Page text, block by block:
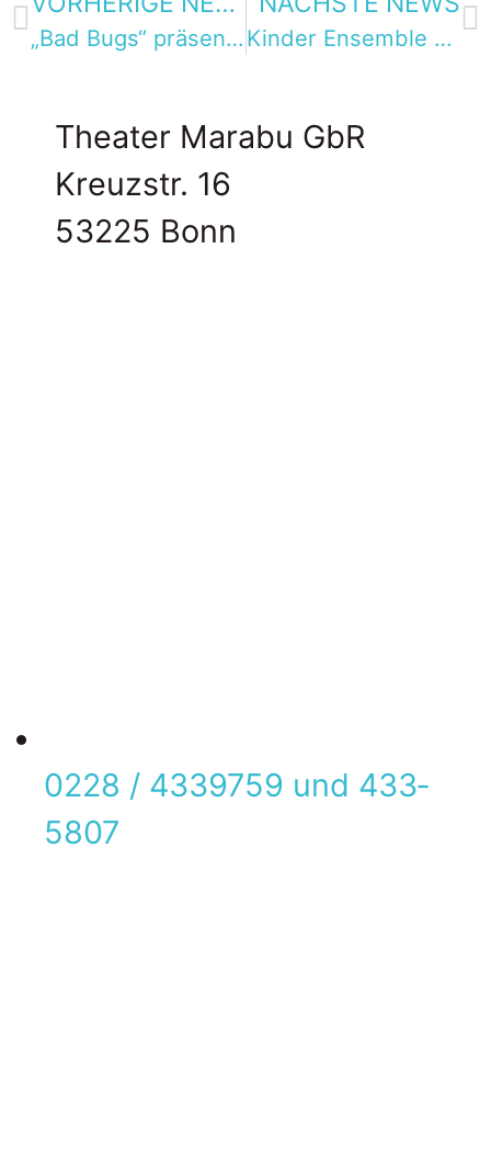
„Bad Bugs“ präsentieren erste Songs beim Museumsmeilenfest 22.06.24 Kinder Ensemble Marabu Inklusiv zum 10.Deutschen KinderTheaterFest eingeladen
Theater Marabu GbR
Kreuzstr. 16
53225 Bonn
0228 / 433­9759 und 433­
5807